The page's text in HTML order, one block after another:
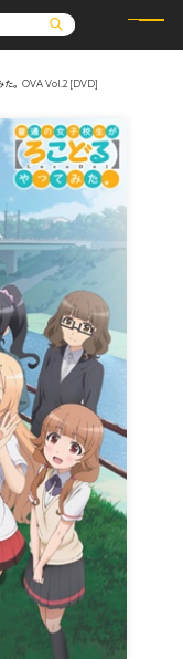
ュノベルス
・NEWS
STORE
ラップ広報室
わせはこちら
た。OVA Vol.2 [DVD]